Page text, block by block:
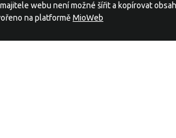
webu není možné šířit a kopírovat
na platformě MioWeb